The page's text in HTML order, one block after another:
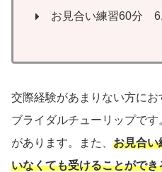
お見合い練習60分
交際経験があまりない方に
ブライダルチューリップで
があります。また、 お見合い
いなくても受けることができ